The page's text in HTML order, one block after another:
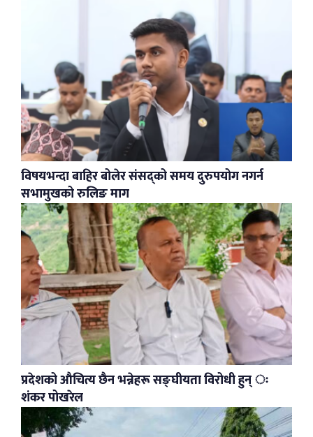
विषयभन्दा बाहिर बोलेर संसद्को समय दुरुपयोग नगर्न
सभामुखको रुलिङ माग
प्रदेशको औचित्य छैन भन्नेहरू सङ्घीयता विरोधी हुन् ः
शंकर पोखरेल